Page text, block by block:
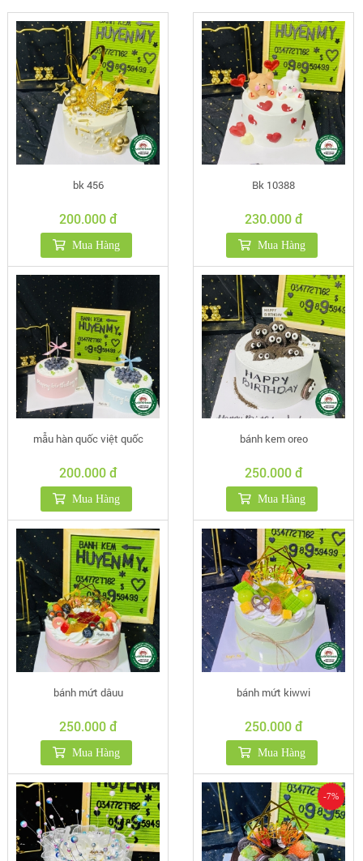
bk 456
200.000 đ
Mua Hàng
Bk 10388
230.000 đ
Mua Hàng
mẫu hàn quốc việt quốc
200.000 đ
Mua Hàng
bánh kem oreo
250.000 đ
Mua Hàng
bánh mứt dâuu
250.000 đ
Mua Hàng
bánh mứt kiwwi
250.000 đ
Mua Hàng
-7%